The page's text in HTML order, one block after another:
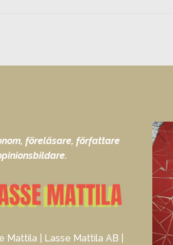
föreläsare, författare
Mattila | Lasse Mattila AB |